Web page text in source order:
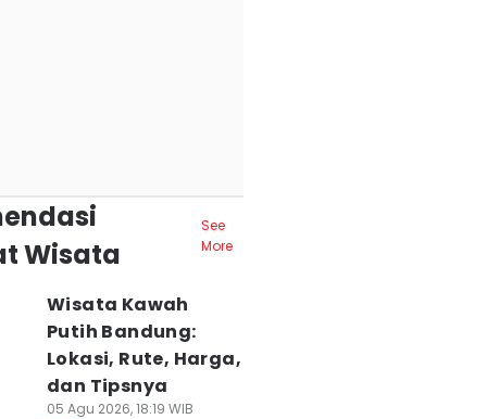
Wisata
See
More
Wisata Kawah
Putih Bandung:
Lokasi, Rute, Harga,
dan Tipsnya
05 Agu 2026, 18:19 WIB